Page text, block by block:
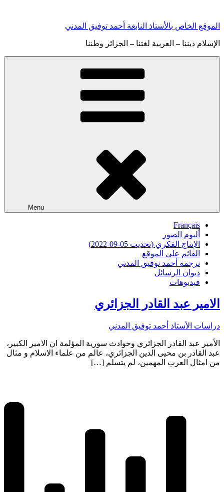
content
الموقع الخاص بالأستاذ النابغة أحمد توفيق المدني
الإسلام ديننا – العربية لغتنا – الجزائر وطننا
Menu
Français
ألبوم الصور
اﻹنتاج الفكري (تحديث 05-09-2022)
القائم على الموقع
ترجمة أحمد توفيق المدني
ديوان الرسائل
فيديوهات
الامير عبد القادر الجزائري
دراسات اﻷستاذ أحمد توفيق المدني
الأمير عبد القادر الجزائري وحوادث سورية المؤلمة ان الامير الكبير،
عبد القادر بن محيى الدين الجزائري، عالم من علماء الاسلام و مثال
من امثال العرب المهمين، لم يتسلم […]